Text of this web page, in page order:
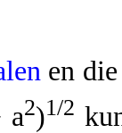
en die
a2)1/2